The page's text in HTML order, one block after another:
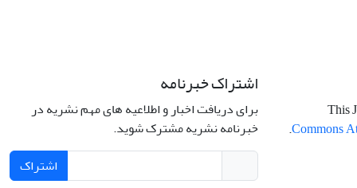
This
Commons
.
اشتراک خبرنامه
برای دریافت اخبار و اطلاعیه های مهم نشریه در
خبرنامه نشریه مشترک شوید.
اشتراک